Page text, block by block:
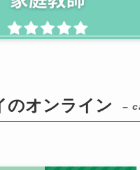
のオンライン –